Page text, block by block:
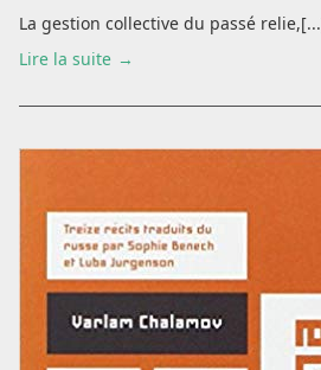
La gestion collective du passé
Lire la suite